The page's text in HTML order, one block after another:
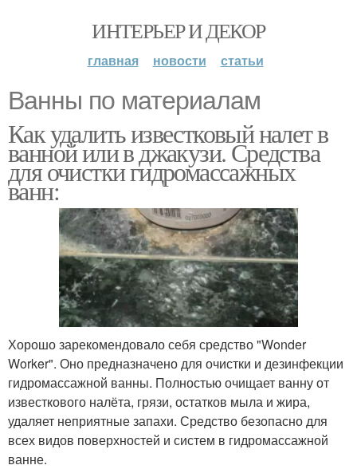
ИНТЕРЬЕР И ДЕКОР
главная новости статьи
Ванны по материалам
Как удалить известковый налет в
ванной или в джакузи. Средства
для очистки гидромассажных
ванн:
Хорошо зарекомендовало себя средство "Wonder
Worker". Оно предназначено для очистки и дезинфекции
гидромассажной ванны. Полностью очищает ванну от
известкового налёта, грязи, остатков мыла и жира,
удаляет неприятные запахи. Средство безопасно для
всех видов поверхностей и систем в гидромассажной
ванне.